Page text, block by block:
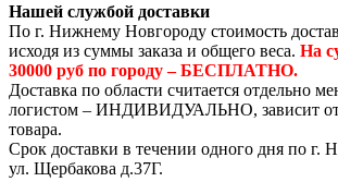
Нашей службой доставки
По г. Нижнему Новгороду стоимость
исходя из суммы заказа и общего веса. На
30000 руб по городу – БЕСПЛАТНО.
Доставка по области считается отдельно
логистом – ИНДИВИДУАЛЬНО, зависит от
товара.
Срок доставки в течении одного дня по г.
ул. Щербакова д.37Г.